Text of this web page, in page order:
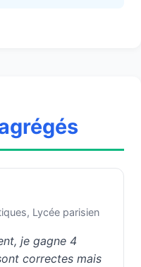
Lycée parisien
je gagne 4
correctes mais